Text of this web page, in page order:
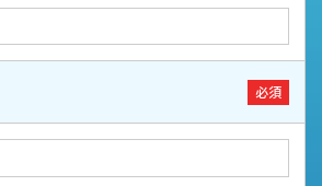
必須